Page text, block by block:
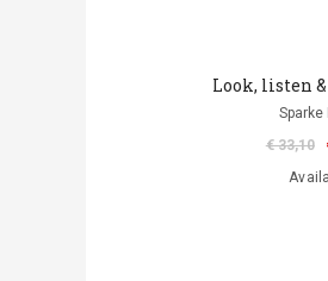
Look, listen
Sparke
€ 33,10